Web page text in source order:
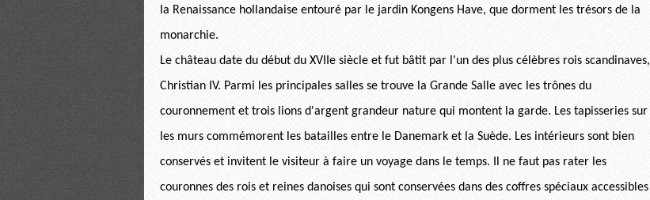
la Renaissance hollandaise entouré par le jardin Kongens Have, que dorment les trésors de la
monarchie.
Le château date du début du XVIIe siècle et fut bâtit par l'un des plus célèbres rois scandinaves,
Christian IV. Parmi les principales salles se trouve la Grande Salle avec les trônes du
couronnement et trois lions d'argent grandeur nature qui montent la garde. Les tapisseries sur
les murs commémorent les batailles entre le Danemark et la Suède. Les intérieurs sont bien
conservés et invitent le visiteur à faire un voyage dans le temps. Il ne faut pas rater les
couronnes des rois et reines danoises qui sont conservées dans des coffres spéciaux accessibles